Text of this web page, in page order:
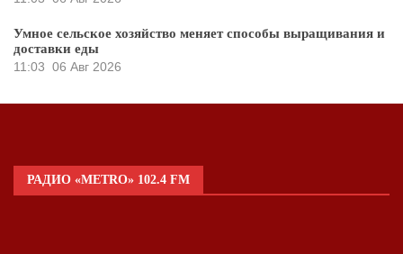
Умное сельское хозяйство меняет способы выращивания и
доставки еды
11:03 06 Авг 2026
РАДИО «METRO» 102.4 FM